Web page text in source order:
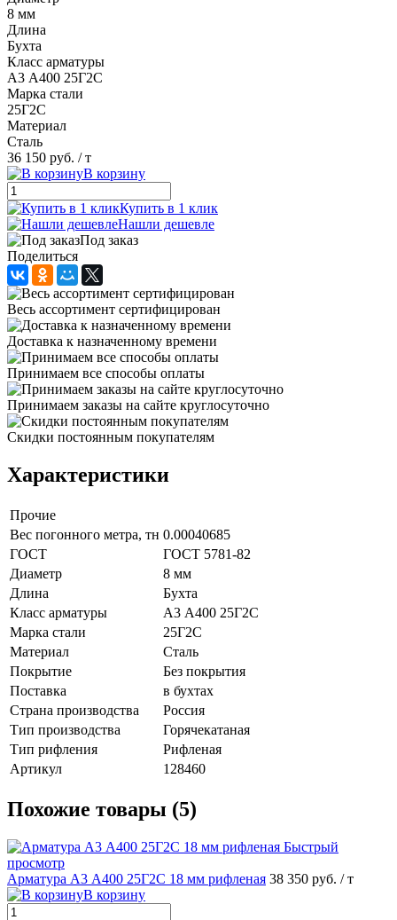
8 мм
Длина
Бухта
Класс арматуры
А3 А400 25Г2С
Марка стали
25Г2С
Материал
Сталь
36 150 руб. / т
В корзину
Купить в 1 клик
Нашли дешевле
Под заказ
Поделиться
Весь ассортимент сертифицирован
Доставка к назначенному времени
Принимаем все способы оплаты
Принимаем заказы на сайте круглосуточно
Скидки постоянным покупателям
Характеристики
Прочие
Вес погонного метра, тн 0.00040685
ГОСТ
ГОСТ 5781-82
Диаметр
8 мм
Длина
Бухта
Класс арматуры
А3 А400 25Г2С
Марка стали
25Г2С
Материал
Сталь
Покрытие
Без покрытия
Поставка
в бухтах
Страна производства
Россия
Тип производства
Горячекатаная
Тип рифления
Рифленая
Артикул
128460
Похожие товары (5)
Быстрый
просмотр
Арматура А3 А400 25Г2С 18 мм рифленая 38 350 руб. / т
В корзину